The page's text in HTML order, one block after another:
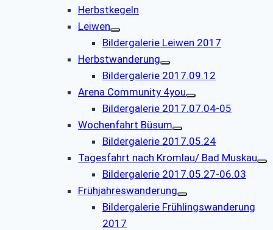
Herbstkegeln
Leiwen
Bildergalerie Leiwen 2017
Herbstwanderung
Bildergalerie 2017.09.12
Arena Community 4you
Bildergalerie 2017.07.04-05
Wochenfahrt Büsum
Bildergalerie 2017.05.24
Tagesfahrt nach Kromlau/ Bad Muskau
Bildergalerie 2017.05.27-06.03
Frühjahreswanderung
Bildergalerie Frühlingswanderung
2017